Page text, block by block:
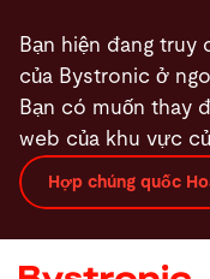
đến
nội
dung
Bạn hiện đang truy
của Bystronic ở
Bạn có muốn thay
web của khu vực
Hợp chúng quốc
Máy và phần
Dịch vụ